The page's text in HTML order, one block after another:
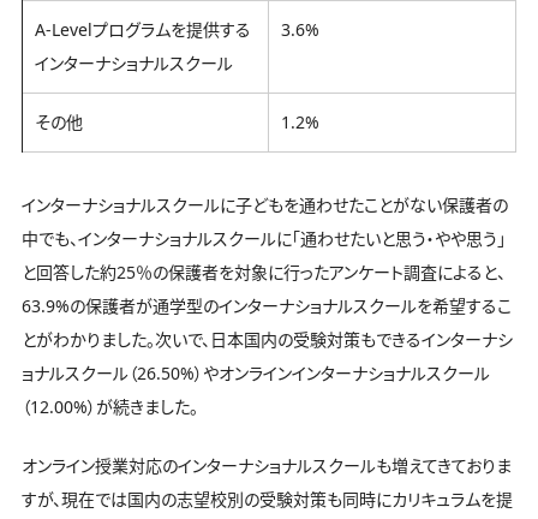
A-Levelプログラムを提供する
インターナショナルスクール
3.6%
その他 1.2%
インターナショナルスクールに子どもを通わせたことがない保護者の
中でも、インターナショナルスクールに「通わせたいと思う・やや思う」
と回答した約25％の保護者を対象に行ったアンケート調査によると、
63.9%の保護者が通学型のインターナショナルスクールを希望するこ
とがわかりました。次いで、日本国内の受験対策もできるインターナシ
ョナルスクール（26.50%）やオンラインインターナショナルスクール
（12.00%）が続きました。
オンライン授業対応のインターナショナルスクールも増えてきておりま
すが、現在では国内の志望校別の受験対策も同時にカリキュラムを提